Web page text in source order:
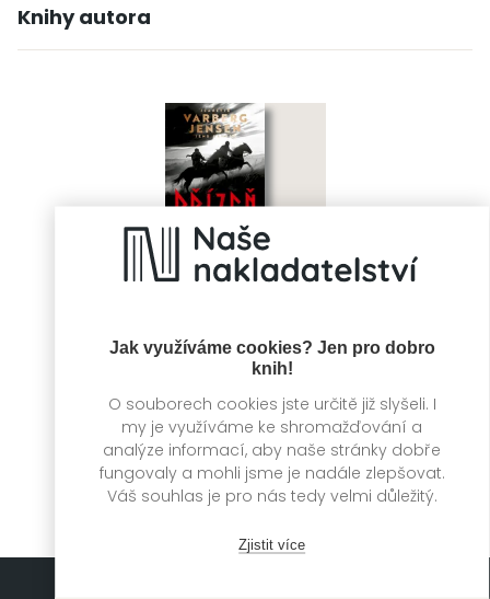
Jak využíváme cookies? Jen pro dobro
knih!
O souborech cookies jste určitě již slyšeli. I
my je využíváme ke shromažďování a
analýze informací, aby naše stránky dobře
fungovaly a mohli jsme je nadále zlepšovat.
Váš souhlas je pro nás tedy velmi důležitý.
Zjistit více
Knihy autora
Jeanette Varberg,
Jens Henrik Jensen